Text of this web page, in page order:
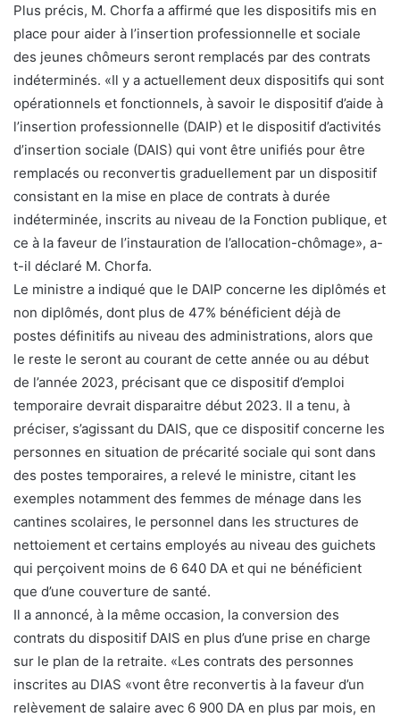
Plus précis, M. Chorfa a affirmé que les dispositifs mis en
place pour aider à l’insertion professionnelle et sociale
des jeunes chômeurs seront remplacés par des contrats
indéterminés. «Il y a actuellement deux dispositifs qui sont
opérationnels et fonctionnels, à savoir le dispositif d’aide à
l’insertion professionnelle (DAIP) et le dispositif d’activités
d’insertion sociale (DAIS) qui vont être unifiés pour être
remplacés ou reconvertis graduellement par un dispositif
consistant en la mise en place de contrats à durée
indéterminée, inscrits au niveau de la Fonction publique, et
ce à la faveur de l’instauration de l’allocation-chômage», a-
t-il déclaré M. Chorfa.
Le ministre a indiqué que le DAIP concerne les diplômés et
non diplômés, dont plus de 47% bénéficient déjà de
postes définitifs au niveau des administrations, alors que
le reste le seront au courant de cette année ou au début
de l’année 2023, précisant que ce dispositif d’emploi
temporaire devrait disparaitre début 2023. Il a tenu, à
préciser, s’agissant du DAIS, que ce dispositif concerne les
personnes en situation de précarité sociale qui sont dans
des postes temporaires, a relevé le ministre, citant les
exemples notamment des femmes de ménage dans les
cantines scolaires, le personnel dans les structures de
nettoiement et certains employés au niveau des guichets
qui perçoivent moins de 6 640 DA et qui ne bénéficient
que d’une couverture de santé.
Il a annoncé, à la même occasion, la conversion des
contrats du dispositif DAIS en plus d’une prise en charge
sur le plan de la retraite. «Les contrats des personnes
inscrites au DIAS «vont être reconvertis à la faveur d’un
relèvement de salaire avec 6 900 DA en plus par mois, en